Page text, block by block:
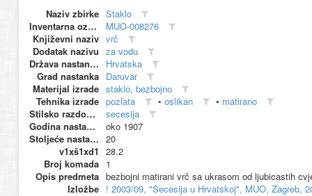
Naziv zbirke Staklo
Inventarna oznaka
MUO-008276
Književni naziv vrč
Dodatak nazivu za vodu
Država nastanka
Hrvatska
Grad nastanka Daruvar
Materijal izrade staklo, bezbojno
Tehnika izrade pozlata • oslikan • matirano
Stilsko razdoblje
secesija
Godina nastanka
oko 1907
Stoljeće nastanka 20
v1xš1xd1
28.2
Broj komada 1
Opis predmeta bezbojni matirani vrč sa ukrasom od ljubicastih
Izložbe ! 2003/09, "Secesija u Hrvatskoj", MUO, Zagreb,